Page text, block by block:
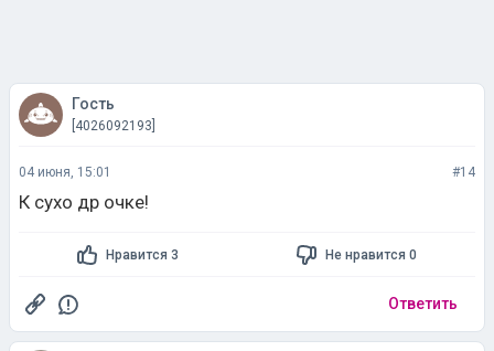
Гость
[4026092193]
04 июня, 15:01 #14
К сухо др очке!
Нравится 3 Не нравится 0
Ответить